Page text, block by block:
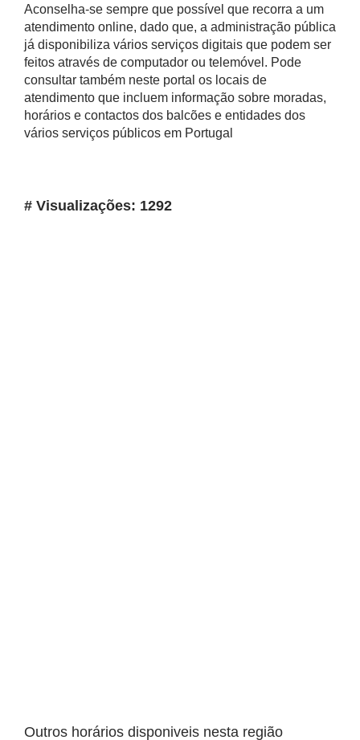
Aconselha-se sempre que possível que recorra a um
atendimento online, dado que, a administração pública
já disponibiliza vários serviços digitais que podem ser
feitos através de computador ou telemóvel. Pode
consultar também neste portal os locais de
atendimento que incluem informação sobre moradas,
horários e contactos dos balcões e entidades dos
vários serviços públicos em Portugal
# Visualizações: 1292
Outros horários disponiveis nesta região